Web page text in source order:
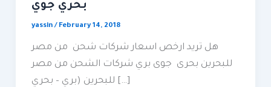
بحري جوي
yassin/ February 14, 2018
هل تريد ارخص اسعار شركات شحن من مصر
للبحرين بحرى جوى بري شركات الشحن من مصر
للبحرين (بري – بحري […]